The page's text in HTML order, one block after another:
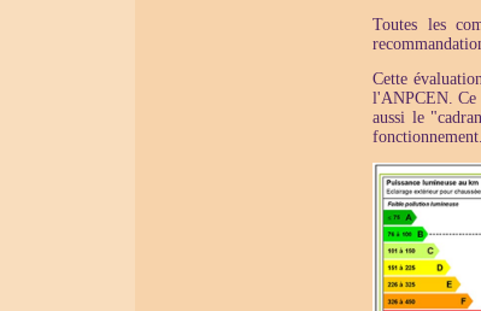
Toutes les
Cette
l'ANPCEN. Ce
aussi le
fonctionnement.